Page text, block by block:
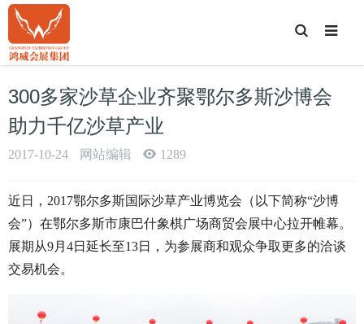
T
o
g
e
S
e
300多家沙草企业齐聚鄂尔多斯沙博会
助力千亿沙草产业
2017-10-24 网站编辑 1289
近日，2017鄂尔多斯国际沙草产业博览会（以下简称“沙博
会”）在鄂尔多斯市康巴什象棋广场商贸会展中心拉开帷幕。
展期从9月4日延长至13日，为参展商和观众争取更多的洽谈
交易机会。